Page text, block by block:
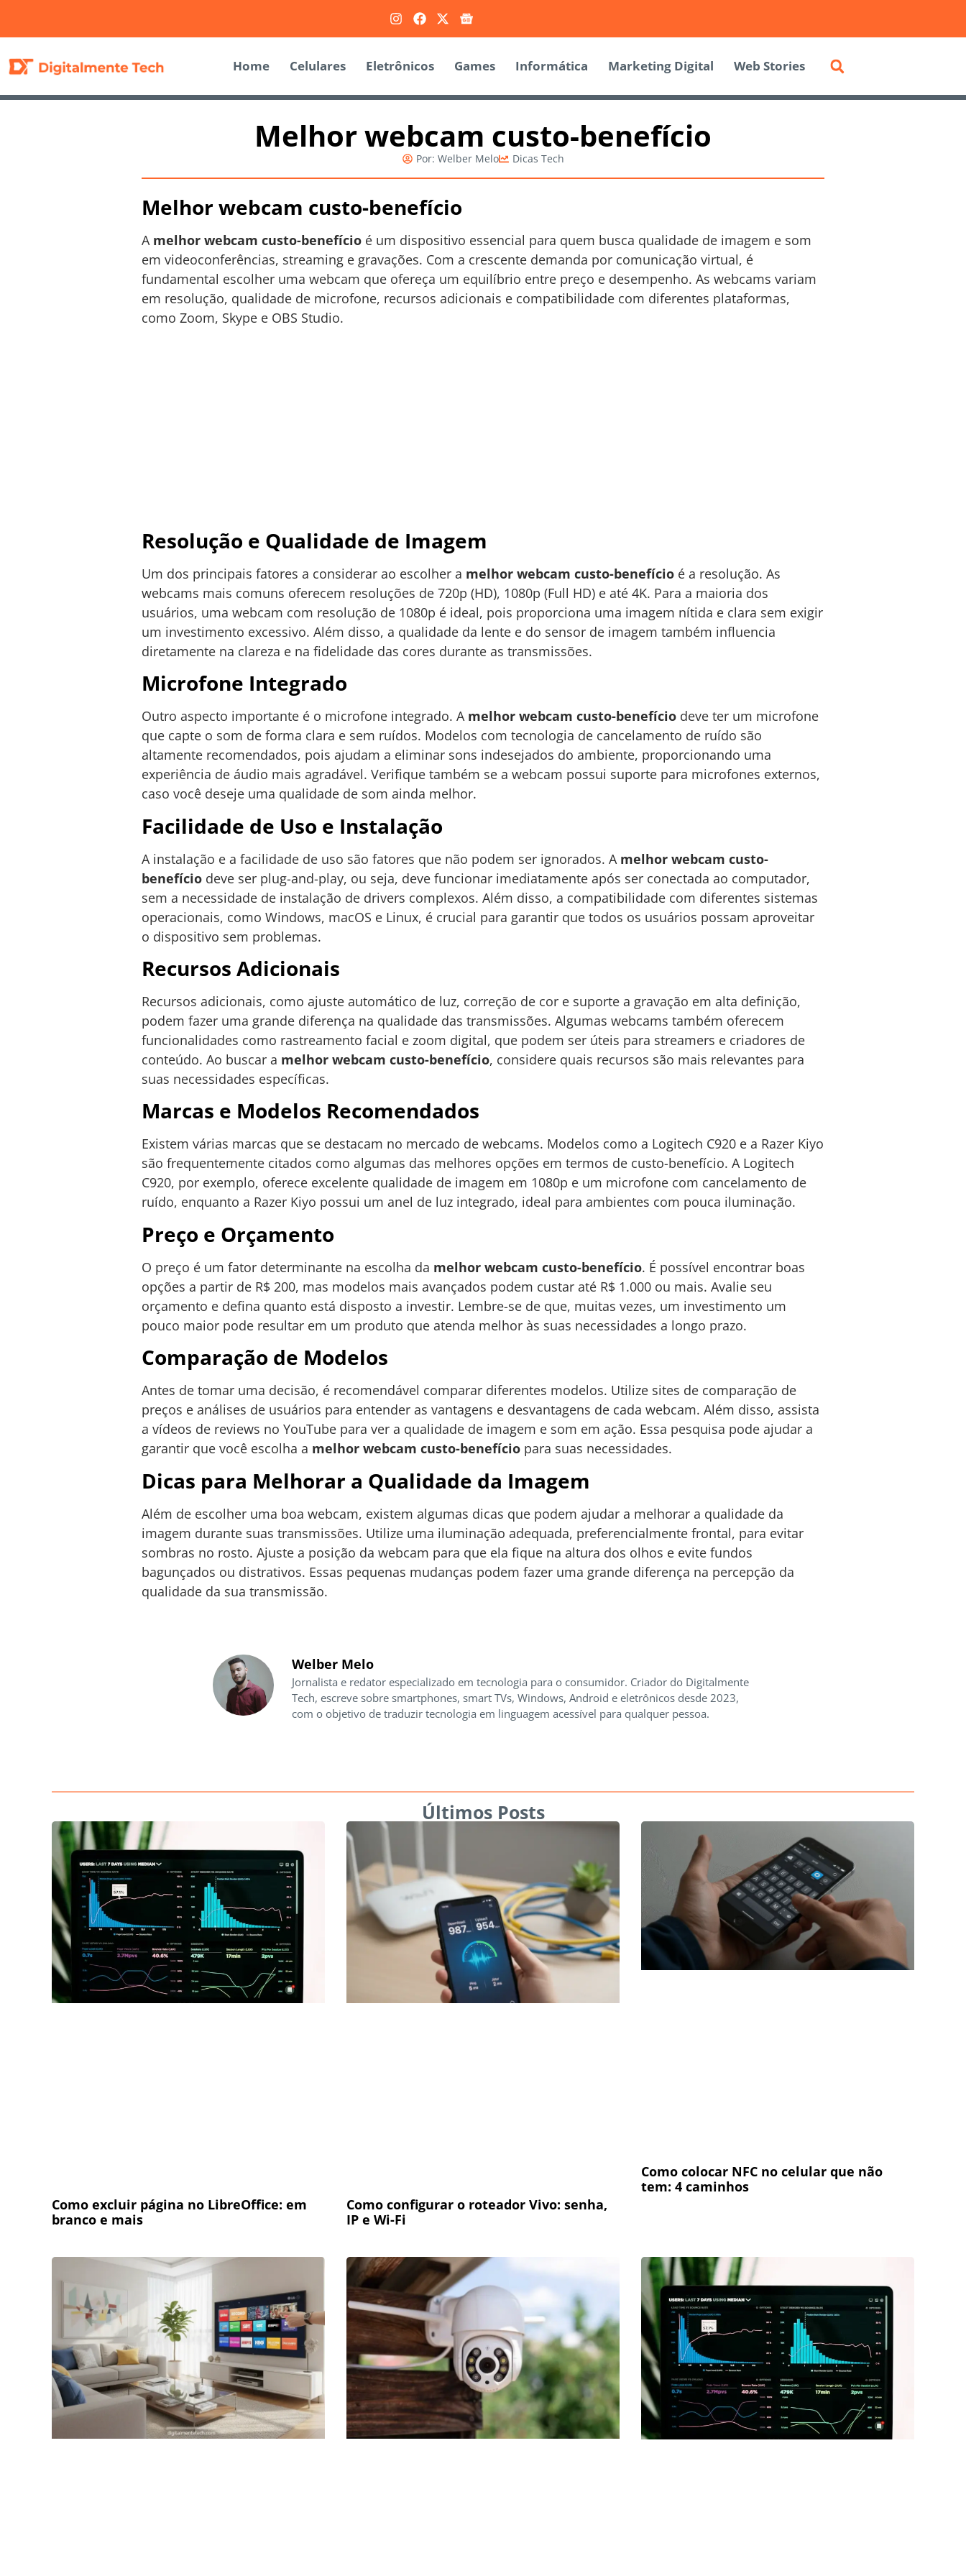
Home Celulares Eletrônicos Games Informática Marketing Digital Web Stories
Melhor webcam custo-benefício
Por: Welber Melo Dicas Tech
Melhor webcam custo-benefício
A melhor webcam custo-benefício é um dispositivo essencial para quem busca qualidade de imagem e som
em videoconferências, streaming e gravações. Com a crescente demanda por comunicação virtual, é
fundamental escolher uma webcam que ofereça um equilíbrio entre preço e desempenho. As webcams variam
em resolução, qualidade de microfone, recursos adicionais e compatibilidade com diferentes plataformas,
como Zoom, Skype e OBS Studio.
Resolução e Qualidade de Imagem
Um dos principais fatores a considerar ao escolher a melhor webcam custo-benefício é a resolução. As
webcams mais comuns oferecem resoluções de 720p (HD), 1080p (Full HD) e até 4K. Para a maioria dos
usuários, uma webcam com resolução de 1080p é ideal, pois proporciona uma imagem nítida e clara sem exigir
um investimento excessivo. Além disso, a qualidade da lente e do sensor de imagem também influencia
diretamente na clareza e na fidelidade das cores durante as transmissões.
Microfone Integrado
Outro aspecto importante é o microfone integrado. A melhor webcam custo-benefício deve ter um microfone
que capte o som de forma clara e sem ruídos. Modelos com tecnologia de cancelamento de ruído são
altamente recomendados, pois ajudam a eliminar sons indesejados do ambiente, proporcionando uma
experiência de áudio mais agradável. Verifique também se a webcam possui suporte para microfones externos,
caso você deseje uma qualidade de som ainda melhor.
Facilidade de Uso e Instalação
A instalação e a facilidade de uso são fatores que não podem ser ignorados. A melhor webcam custo-
benefício deve ser plug-and-play, ou seja, deve funcionar imediatamente após ser conectada ao computador,
sem a necessidade de instalação de drivers complexos. Além disso, a compatibilidade com diferentes sistemas
operacionais, como Windows, macOS e Linux, é crucial para garantir que todos os usuários possam aproveitar
o dispositivo sem problemas.
Recursos Adicionais
Recursos adicionais, como ajuste automático de luz, correção de cor e suporte a gravação em alta definição,
podem fazer uma grande diferença na qualidade das transmissões. Algumas webcams também oferecem
funcionalidades como rastreamento facial e zoom digital, que podem ser úteis para streamers e criadores de
conteúdo. Ao buscar a melhor webcam custo-benefício, considere quais recursos são mais relevantes para
suas necessidades específicas.
Marcas e Modelos Recomendados
Existem várias marcas que se destacam no mercado de webcams. Modelos como a Logitech C920 e a Razer Kiyo
são frequentemente citados como algumas das melhores opções em termos de custo-benefício. A Logitech
C920, por exemplo, oferece excelente qualidade de imagem em 1080p e um microfone com cancelamento de
ruído, enquanto a Razer Kiyo possui um anel de luz integrado, ideal para ambientes com pouca iluminação.
Preço e Orçamento
O preço é um fator determinante na escolha da melhor webcam custo-benefício. É possível encontrar boas
opções a partir de R$ 200, mas modelos mais avançados podem custar até R$ 1.000 ou mais. Avalie seu
orçamento e defina quanto está disposto a investir. Lembre-se de que, muitas vezes, um investimento um
pouco maior pode resultar em um produto que atenda melhor às suas necessidades a longo prazo.
Comparação de Modelos
Antes de tomar uma decisão, é recomendável comparar diferentes modelos. Utilize sites de comparação de
preços e análises de usuários para entender as vantagens e desvantagens de cada webcam. Além disso, assista
a vídeos de reviews no YouTube para ver a qualidade de imagem e som em ação. Essa pesquisa pode ajudar a
garantir que você escolha a melhor webcam custo-benefício para suas necessidades.
Dicas para Melhorar a Qualidade da Imagem
Além de escolher uma boa webcam, existem algumas dicas que podem ajudar a melhorar a qualidade da
imagem durante suas transmissões. Utilize uma iluminação adequada, preferencialmente frontal, para evitar
sombras no rosto. Ajuste a posição da webcam para que ela fique na altura dos olhos e evite fundos
bagunçados ou distrativos. Essas pequenas mudanças podem fazer uma grande diferença na percepção da
qualidade da sua transmissão.
Welber Melo
Jornalista e redator especializado em tecnologia para o consumidor. Criador do Digitalmente
Tech, escreve sobre smartphones, smart TVs, Windows, Android e eletrônicos desde 2023,
com o objetivo de traduzir tecnologia em linguagem acessível para qualquer pessoa.
Últimos Posts
Como excluir página no LibreOffice: em
branco e mais
Como configurar o roteador Vivo: senha,
IP e Wi-Fi
Como colocar NFC no celular que não
tem: 4 caminhos